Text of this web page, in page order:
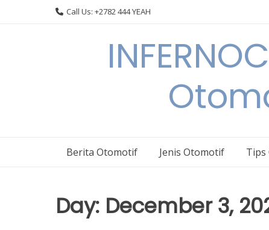
Call Us: +2782 444 YEAH
Berita Otomotif Jenis Otomotif
Day: December 3,